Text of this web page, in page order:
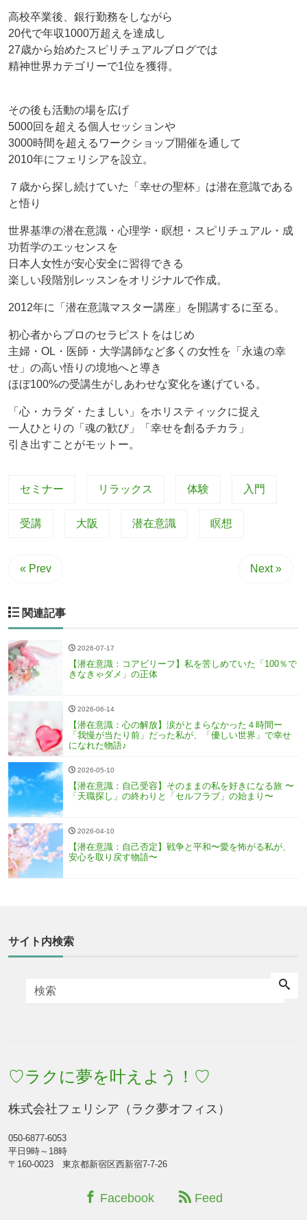
高校卒業後、銀行勤務をしながら
20代で年収1000万超えを達成し
27歳から始めたスピリチュアルブログでは
精神世界カテゴリーで1位を獲得。
その後も活動の場を広げ
5000回を超える個人セッションや
3000時間を超えるワークショップ開催を通して
2010年にフェリシアを設立。
７歳から探し続けていた「幸せの聖杯」は潜在意識である
と悟り
世界基準の潜在意識・心理学・瞑想・スピリチュアル・成
功哲学のエッセンスを
日本人女性が安心安全に習得できる
楽しい段階別レッスンをオリジナルで作成。
2012年に「潜在意識マスター講座」を開講するに至る。
初心者からプロのセラピストをはじめ
主婦・OL・医師・大学講師など多くの女性を「永遠の幸
せ」の高い悟りの境地へと導き
ほぼ100%の受講生がしあわせな変化を遂げている。
「心・カラダ・たましい」をホリスティックに捉え
一人ひとりの「魂の歓び」「幸せを創るチカラ」
引き出すことがモットー。
セミナー リラックス 体験 入門
受講 大阪 潜在意識 瞑想
« Prev Next »
関連記事
2026-07-17
【潜在意識：コアビリーフ】私を苦しめていた「100％で
きなきゃダメ」の正体
2026-06-14
【潜在意識：心の解放】涙がとまらなかった４時間ー
「我慢が当たり前」だった私が、「優しい世界」で幸せ
になれた物語♪
2026-05-10
【潜在意識：自己受容】そのままの私を好きになる旅 〜
「天職探し」の終わりと「セルフラブ」の始まり〜
2026-04-10
【潜在意識：自己否定】戦争と平和〜愛を怖がる私が、
安心を取り戻す物語〜
サイト内検索
♡ラクに夢を叶えよう！♡
株式会社フェリシア（ラク夢オフィス）
050-6877-6053
平日9時～18時
〒160-0023 東京都新宿区西新宿7-7-26
Facebook Feed